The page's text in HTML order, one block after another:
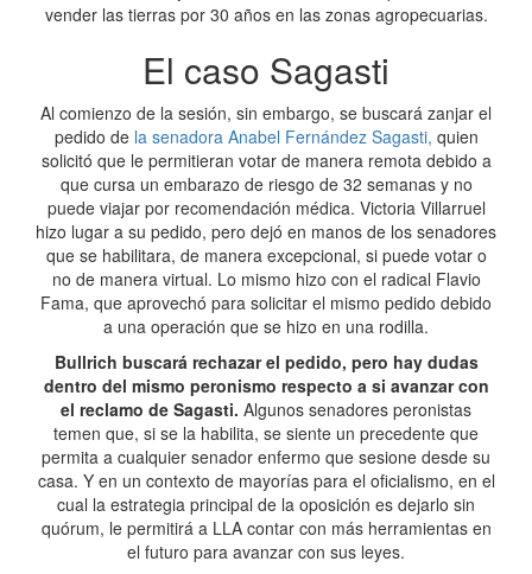
vender las tierras por 30 años en las zonas agropecuarias.
El caso Sagasti
Al comienzo de la sesión, sin embargo, se buscará zanjar el
pedido de la senadora Anabel Fernández Sagasti, quien
solicitó que le permitieran votar de manera remota debido a
que cursa un embarazo de riesgo de 32 semanas y no
puede viajar por recomendación médica. Victoria Villarruel
hizo lugar a su pedido, pero dejó en manos de los senadores
que se habilitara, de manera excepcional, si puede votar o
no de manera virtual. Lo mismo hizo con el radical Flavio
Fama, que aprovechó para solicitar el mismo pedido debido
a una operación que se hizo en una rodilla.
Bullrich buscará rechazar el pedido, pero hay dudas
dentro del mismo peronismo respecto a si avanzar con
el reclamo de Sagasti. Algunos senadores peronistas
temen que, si se la habilita, se siente un precedente que
permita a cualquier senador enfermo que sesione desde su
casa. Y en un contexto de mayorías para el oficialismo, en el
cual la estrategia principal de la oposición es dejarlo sin
quórum, le permitirá a LLA contar con más herramientas en
el futuro para avanzar con sus leyes.